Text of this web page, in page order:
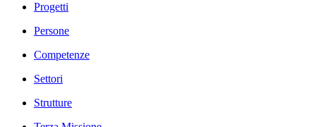
Progetti
Persone
Competenze
Settori
Strutture